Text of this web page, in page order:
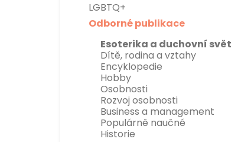
LGBTQ+
Odborné publikace
Esoterika a duchovní svět
Dítě, rodina a vztahy
Encyklopedie
Hobby
Osobnosti
Rozvoj osobnosti
Business a management
Populárně naučné
Historie